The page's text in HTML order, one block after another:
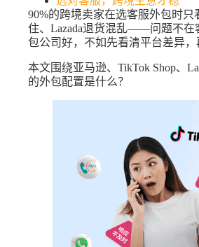
90%的跨境卖家在选客服外包时
住、Lazada退货混乱——问题不在
包公司好，不如先看清平台差异，
本文围绕亚马逊、TikTok Shop、
的外包配置是什么？